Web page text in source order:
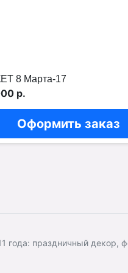
8 Марта-17
р.
Оформить заказ
праздничный декор,